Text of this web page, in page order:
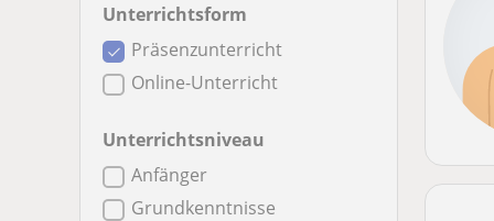
Unterrichtsform
Präsenzunterricht
Online-Unterricht
Unterrichtsniveau
Anfänger
Grundkenntnisse